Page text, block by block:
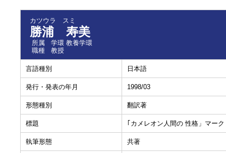
カツウラ スミ
勝浦 寿美
所属
学環 教養学環
職種
教授
言語種別 日本語
発行・発表の年月 1998/03
形態種別 翻訳著
標題 ｢カメレオン人間の 性格」マー
執筆形態 共著